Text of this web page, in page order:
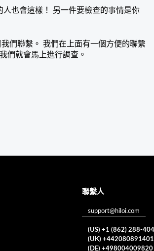
也會這樣！ 另一件要檢查的事情是你
們聯繫。 我們在上面有一個方便的聯繫
們就會馬上進行調查。
聯繫人
support@hiloi.com
(US) +1 (862) 288-
(UK) +442080891401
(DE) +498004009820